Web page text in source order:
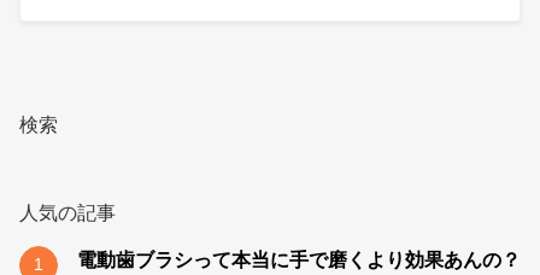
検索
人気の記事
1 電動歯ブラシって本当に手で磨くより効果あんの？